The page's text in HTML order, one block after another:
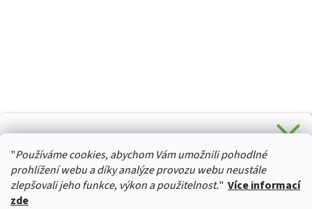
"Používáme cookies, abychom Vám umožnili pohodlné
prohlížení webu a díky analýze provozu webu neustále
zlepšovali jeho funkce, výkon a použitelnost." Více informací
zde
HURTTA-COLLECTION.CZ
Stačí se přihlásit k odběru novinek z našeho obchodu a je
Vaše :)